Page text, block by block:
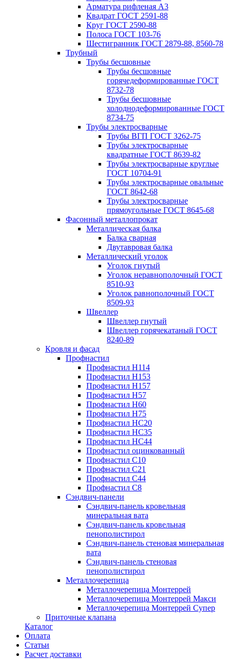
Арматура рифленая А3
Квадрат ГОСТ 2591-88
Круг ГОСТ 2590-88
Полоса ГОСТ 103-76
Шестигранник ГОСТ 2879-88, 8560-78
Трубный
Трубы бесшовные
Трубы бесшовные
горячедеформированные ГОСТ
8732-78
Трубы бесшовные
холоднодеформированные ГОСТ
8734-75
Трубы электросварные
Трубы ВГП ГОСТ 3262-75
Трубы электросварные
квадратные ГОСТ 8639-82
Трубы электросварные круглые
ГОСТ 10704-91
Трубы электросварные овальные
ГОСТ 8642-68
Трубы электросварные
прямоугольные ГОСТ 8645-68
Фасонный металлопрокат
Металлическая балка
Балка сварная
Двутавровая балка
Металлический уголок
Уголок гнутый
Уголок неравнополочный ГОСТ
8510-93
Уголок равнополочный ГОСТ
8509-93
Швеллер
Швеллер гнутый
Швеллер горячекатаный ГОСТ
8240-89
Кровля и фасад
Профнастил
Профнастил Н114
Профнастил Н153
Профнастил Н157
Профнастил Н57
Профнастил Н60
Профнастил Н75
Профнастил НС20
Профнастил НС35
Профнастил НС44
Профнастил оцинкованный
Профнастил С10
Профнастил С21
Профнастил С44
Профнастил С8
Сэндвич-панели
Сэндвич-панель кровельная
минеральная вата
Сэндвич-панель кровельная
пенополистирол
Сэндвич-панель стеновая минеральная
вата
Сэндвич-панель стеновая
пенополистирол
Металлочерепица
Металлочерепица Монтеррей
Металлочерепица Монтеррей Макси
Металлочерепица Монтеррей Супер
Приточные клапана
Каталог
Оплата
Статьи
Расчет доставки